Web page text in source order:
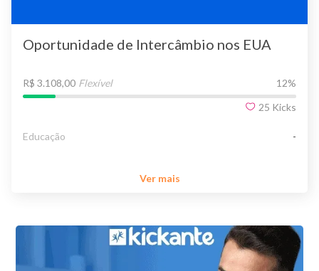
Oportunidade de Intercâmbio nos EUA
R$ 3.108,00 Flexível 12%
25 Kicks
Educação -
Ver mais